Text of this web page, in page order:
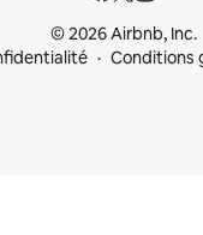
© 2026 Airbnb, Inc.
Conditions